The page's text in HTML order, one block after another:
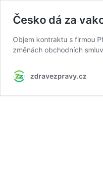
Česko dá za
Objem kontraktu s firmou
změnách obchodních
zdravezpravy.cz